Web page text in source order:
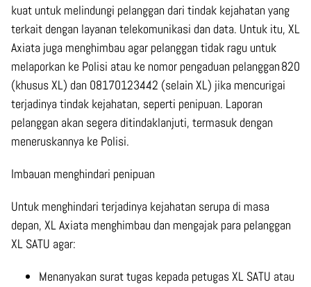
kuat untuk melindungi pelanggan dari tindak kejahatan yang
terkait dengan layanan telekomunikasi dan data. Untuk itu, XL
Axiata juga menghimbau agar pelanggan tidak ragu untuk
melaporkan ke Polisi atau ke nomor pengaduan pelanggan 820
(khusus XL) dan 08170123442 (selain XL) jika mencurigai
terjadinya tindak kejahatan, seperti penipuan. Laporan
pelanggan akan segera ditindaklanjuti, termasuk dengan
meneruskannya ke Polisi.
Imbauan menghindari penipuan
Untuk menghindari terjadinya kejahatan serupa di masa
depan, XL Axiata menghimbau dan mengajak para pelanggan
XL SATU agar:
Menanyakan surat tugas kepada petugas XL SATU atau